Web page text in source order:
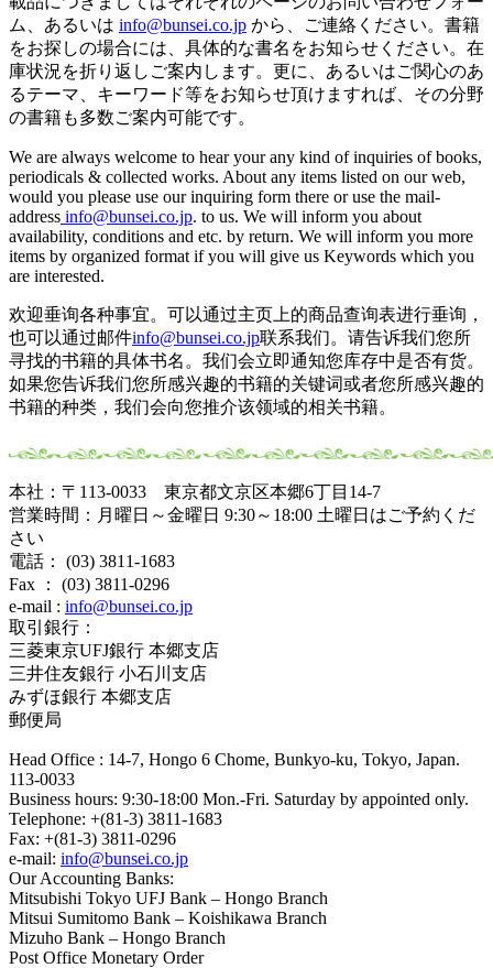
ム、あるいは info@bunsei.co.jp から、ご連絡ください。書籍
をお探しの場合には、具体的な書名をお知らせください。在
庫状況を折り返しご案内します。更に、あるいはご関心のあ
るテーマ、キーワード等をお知らせ頂けますれば、その分野
の書籍も多数ご案内可能です。
We are always welcome to hear your any kind of inquiries of books,
periodicals & collected works. About any items listed on our web,
would you please use our inquiring form there or use the mail-
address info@bunsei.co.jp. to us. We will inform you about
availability, conditions and etc. by return. We will inform you more
items by organized format if you will give us Keywords which you
are interested.
欢迎垂询各种事宜。可以通过主页上的商品查询表进行垂询，
也可以通过邮件info@bunsei.co.jp联系我们。请告诉我们您所
寻找的书籍的具体书名。我们会立即通知您库存中是否有货。
如果您告诉我们您所感兴趣的书籍的关键词或者您所感兴趣的
书籍的种类，我们会向您推介该领域的相关书籍。
本社：〒113-0033 東京都文京区本郷6丁目14-7
営業時間：月曜日～金曜日 9:30～18:00 土曜日はご予約くだ
さい
電話： (03) 3811-1683
Fax ： (03) 3811-0296
e-mail : info@bunsei.co.jp
取引銀行：
三菱東京UFJ銀行 本郷支店
三井住友銀行 小石川支店
みずほ銀行 本郷支店
郵便局
Head Office : 14-7, Hongo 6 Chome, Bunkyo-ku, Tokyo, Japan.
113-0033
Business hours: 9:30-18:00 Mon.-Fri. Saturday by appointed only.
Telephone: +(81-3) 3811-1683
Fax: +(81-3) 3811-0296
e-mail: info@bunsei.co.jp
Our Accounting Banks:
Mitsubishi Tokyo UFJ Bank – Hongo Branch
Mitsui Sumitomo Bank – Koishikawa Branch
Mizuho Bank – Hongo Branch
Post Office Monetary Order